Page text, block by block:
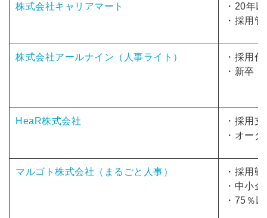
株式会社キャリアマート
・20年
・採用
株式会社アールナイン（人事ライト）
・採用
・新卒
HeaR株式会社
・採用
・オー
マルゴト株式会社（まるごと人事）
・採用
・中小
・75％